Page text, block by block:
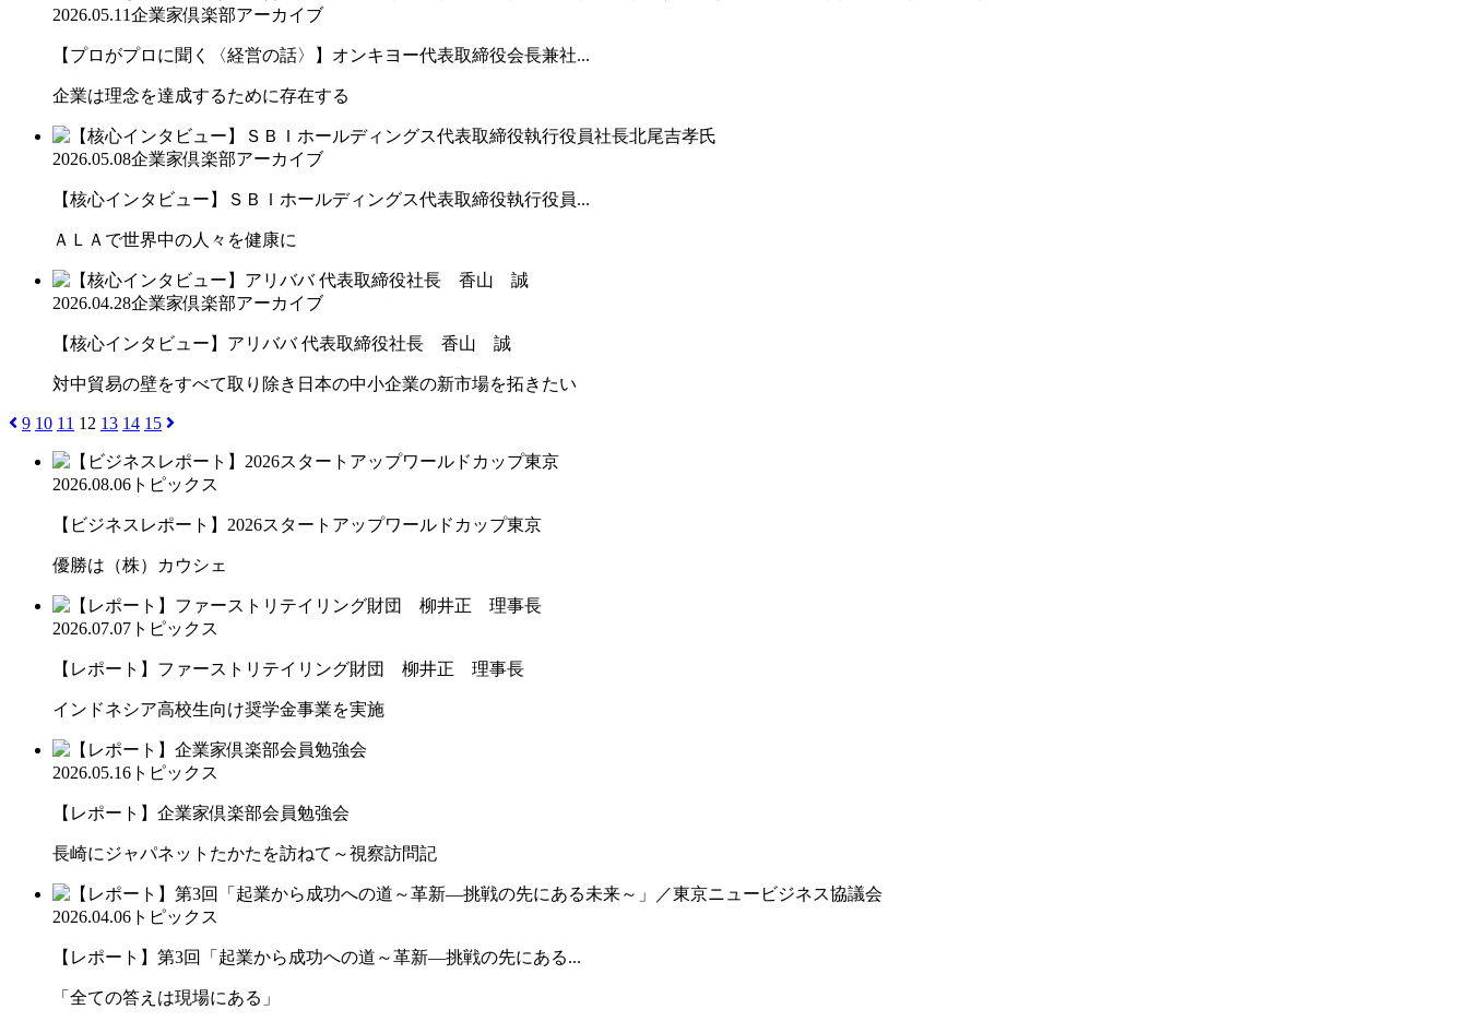
2026.05.11企業家倶楽部アーカイブ
【プロがプロに聞く〈経営の話〉】オンキヨー代表取締役会長兼社...
企業は理念を達成するために存在する
2026.05.08企業家倶楽部アーカイブ
【核心インタビュー】ＳＢＩホールディングス代表取締役執行役員...
ＡＬＡで世界中の人々を健康に
2026.04.28企業家倶楽部アーカイブ
【核心インタビュー】アリババ 代表取締役社長 香山 誠
対中貿易の壁をすべて取り除き日本の中小企業の新市場を拓きたい
9 10 11 12 13 14 15
2026.08.06 トピックス
【ビジネスレポート】2026スタートアップワールドカップ東京
優勝は（株）カウシェ
2026.07.07 トピックス
【レポート】ファーストリテイリング財団 柳井正 理事長
インドネシア高校生向け奨学金事業を実施
2026.05.16 トピックス
【レポート】企業家倶楽部会員勉強会
長崎にジャパネットたかたを訪ねて～視察訪問記
2026.04.06 トピックス
【レポート】第3回「起業から成功への道～革新―挑戦の先にある...
「全ての答えは現場にある」